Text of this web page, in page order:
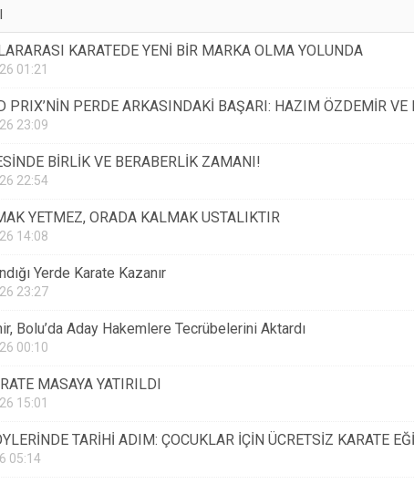
KARATEDE YENİ BİR MARKA OLMA YOLUNDA
01:21
PRIX’NİN PERDE ARKASINDAKİ BAŞARI: HAZIM ÖZDEMİR
23:09
BİRLİK VE BERABERLİK ZAMANI!
22:54
YETMEZ, ORADA KALMAK USTALIKTIR
14:08
Yerde Karate Kazanır
23:27
Bolu’da Aday Hakemlere Tecrübelerini Aktardı
00:10
MASAYA YATIRILDI
15:01
TARİHİ ADIM: ÇOCUKLAR İÇİN ÜCRETSİZ KARATE
05:14